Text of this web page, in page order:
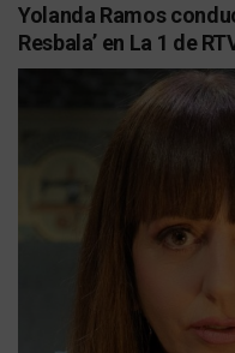
Yolanda Ramos
Resbala’ en La 1 de